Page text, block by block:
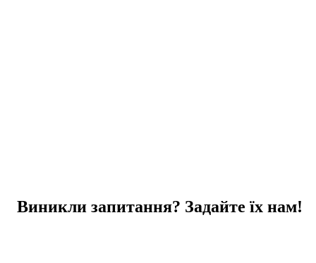
Виникли запитання? Задайте їх нам!